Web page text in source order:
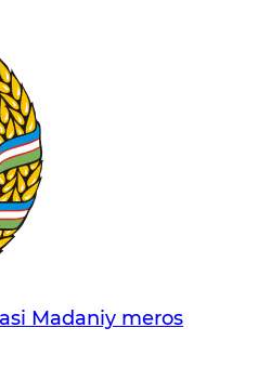
Madaniy meros